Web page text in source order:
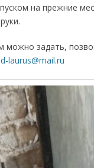
на прежние
задать,
laurus@mail.ru